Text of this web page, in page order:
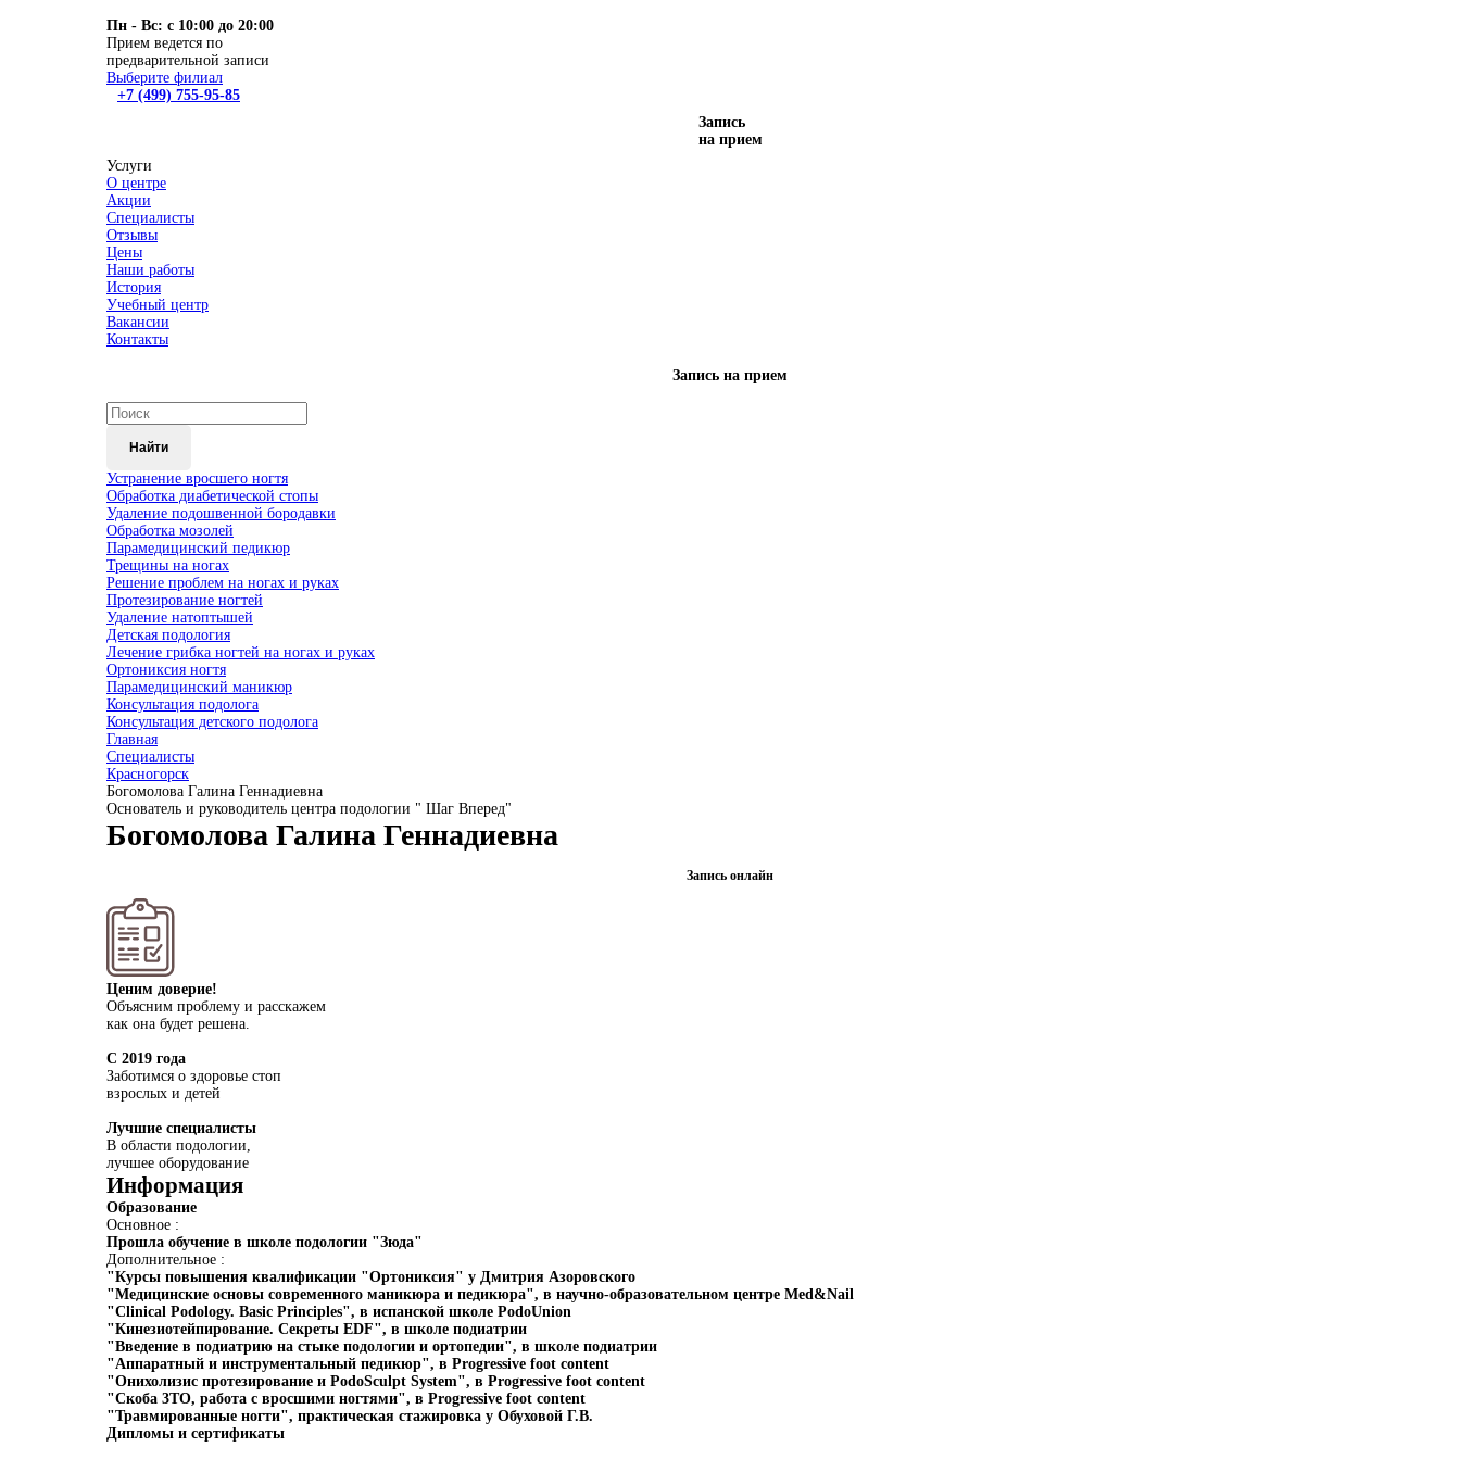
Пн - Вс: с 10:00 до 20:00
Прием ведется по
предварительной записи
Выберите филиал
+7 (499) 755-95-85
Запись
на прием
Услуги
О центре
Акции
Специалисты
Отзывы
Цены
Наши работы
История
Учебный центр
Вакансии
Контакты
Запись на прием
Найти
Устранение вросшего ногтя
Обработка диабетической стопы
Удаление подошвенной бородавки
Обработка мозолей
Парамедицинский педикюр
Трещины на ногах
Решение проблем на ногах и руках
Протезирование ногтей
Удаление натоптышей
Детская подология
Лечение грибка ногтей на ногах и руках
Ортониксия ногтя
Парамедицинский маникюр
Консультация подолога
Консультация детского подолога
Главная
Специалисты
Красногорск
Богомолова Галина Геннадиевна
Основатель и руководитель центра подологии " Шаг Вперед"
Богомолова Галина Геннадиевна
Запись онлайн
Ценим доверие!
Объясним проблему и расскажем
как она будет решена.
С 2019 года
Заботимся о здоровье стоп
взрослых и детей
Лучшие специалисты
В области подологии,
лучшее оборудование
Информация
Образование
Основное :
Прошла обучение в школе подологии "Зюда"
Дополнительное :
"Курсы повышения квалификации "Ортониксия" у Дмитрия Азоровского
"Медицинские основы современного маникюра и педикюра", в научно-образовательном центре Med&Nail
"Clinical Podology. Basic Principles", в испанской школе PodoUnion
"Кинезиотейпирование. Секреты EDF", в школе подиатрии
"Введение в подиатрию на стыке подологии и ортопедии", в школе подиатрии
"Аппаратный и инструментальный педикюр", в Progressive foot content
"Онихолизис протезирование и PodoSculpt System", в Progressive foot content
"Скоба 3ТО, работа с вросшими ногтями", в Progressive foot content
"Травмированные ногти", практическая стажировка у Обуховой Г.В.
Дипломы и сертификаты